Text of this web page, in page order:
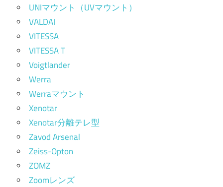
UNIマウント（UVマウント）
VALDAI
VITESSA
VITESSA T
Voigtlander
Werra
Werraマウント
Xenotar
Xenotar分離テレ型
Zavod Arsenal
Zeiss-Opton
ZOMZ
Zoomレンズ